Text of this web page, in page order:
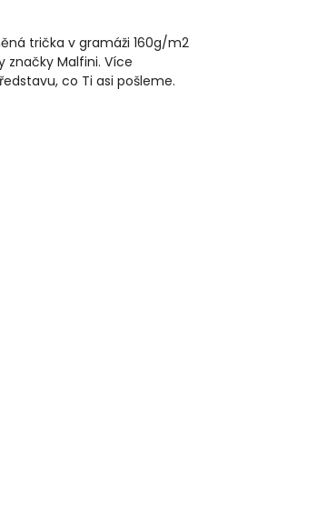
trička v gramáži 160g/m2
značky Malfini. Více
co Ti asi pošleme.